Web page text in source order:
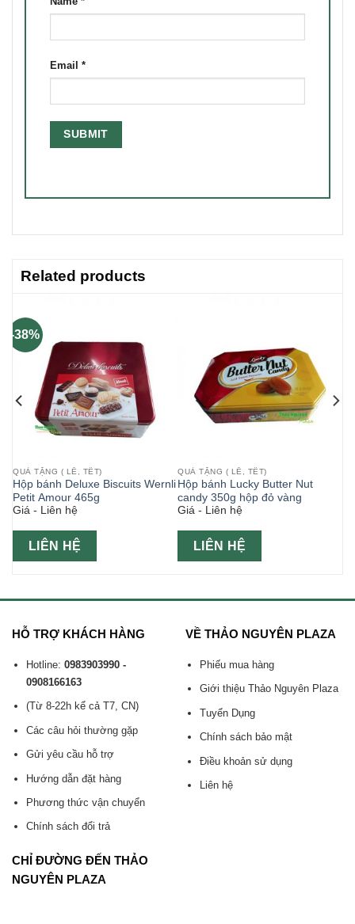
Email *
Related products
-38%
QUÀ TẶNG ( LỄ, TẾT)
Hộp bánh Deluxe Biscuits Wernli
Petit Amour 465g
Giá - Liên hệ
LIÊN HỆ
QUÀ TẶNG ( LỄ, TẾT)
Hộp bánh Lucky Butter Nut
candy 350g hộp đỏ vàng
Giá - Liên hệ
LIÊN HỆ
HỖ TRỢ KHÁCH HÀNG
Hotline: 0983903990 -
0908166163
(Từ 8-22h kể cả T7, CN)
Các câu hỏi thường gặp
Gửi yêu cầu hỗ trợ
Hướng dẫn đặt hàng
Phương thức vận chuyển
Chính sách đổi trả
VỀ THẢO NGUYÊN PLAZA
Phiếu mua hàng
Giới thiệu Thảo Nguyên Plaza
Tuyển Dụng
Chính sách bảo mật
Điều khoản sử dụng
Liên hệ
CHỈ ĐƯỜNG ĐẾN THẢO
NGUYÊN PLAZA